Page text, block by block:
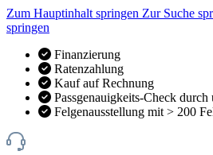
Zum Hauptinhalt springen Zur Suche
springen
Finanzierung
Ratenzahlung
Kauf auf Rechnung
Passgenauigkeits-Check durch
Felgenausstellung mit > 200